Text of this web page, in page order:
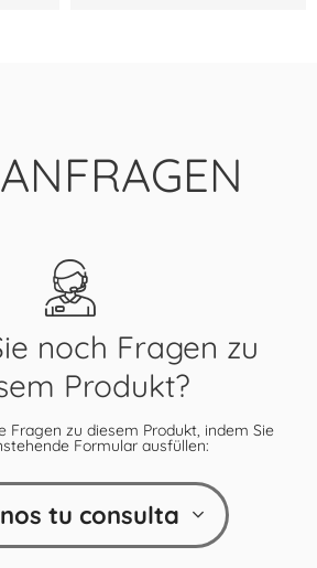
ANFRAGEN
noch Fragen zu
Produkt?
Fragen zu diesem Produkt, indem Sie
Formular ausfüllen:
tu consulta